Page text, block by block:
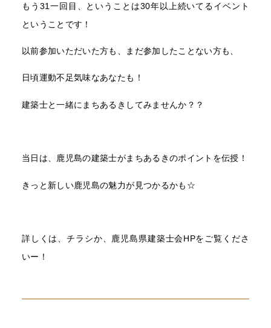
もう31一回目、ということは30年以上続いてるイベント
ということです！
以前参加いただいた方も、まだ参加したことない方も、
日頃運動不足気味なあなたも！
建築士と一緒にまちあるきしてみませんか？？
当日は、鹿児島の建築士がまちあるきのポイントを伝授！
きっと新しい鹿児島の魅力が見つかるかも☆
詳しくは、チラシか、鹿児島県建築士会HPをご覧くださ
いー！